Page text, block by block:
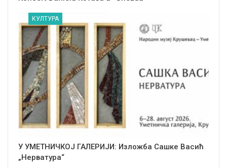
КУЛТУРА
У УМЕТНИЧКОЈ ГАЛЕРИЈИ: Изложба Сашке Васић
„Нерватура“